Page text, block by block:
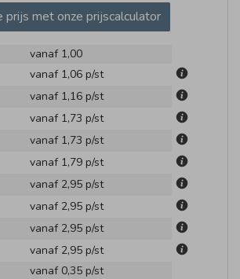
prijs met onze prijscalculator
vanaf 1,00
vanaf 1,06 p/st
vanaf 1,16 p/st
vanaf 1,73 p/st
vanaf 1,73 p/st
vanaf 1,79 p/st
vanaf 2,95 p/st
vanaf 2,95 p/st
vanaf 2,95 p/st
vanaf 2,95 p/st
vanaf 0,35 p/st